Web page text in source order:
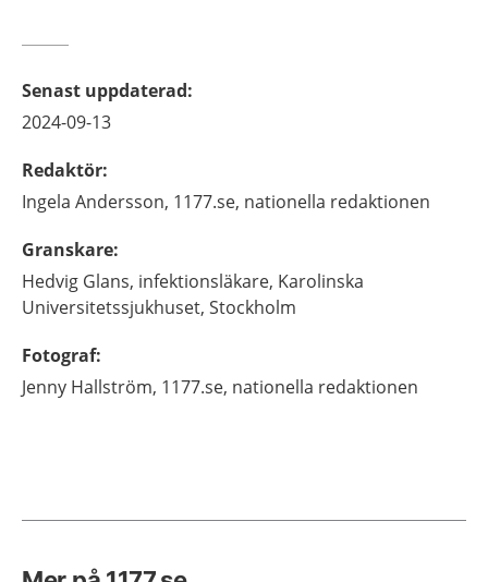
Senast uppdaterad:
2024-09-13
Redaktör:
Ingela Andersson, 1177.se, nationella redaktionen
Granskare:
Hedvig Glans, infektionsläkare, Karolinska
Universitetssjukhuset, Stockholm
Fotograf:
Jenny Hallström, 1177.se, nationella redaktionen